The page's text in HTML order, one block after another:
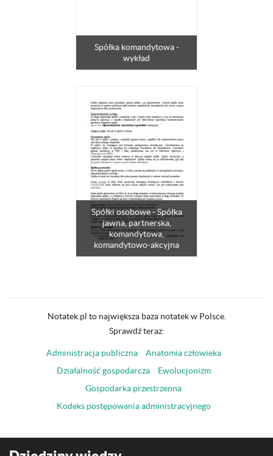
Spółka komandytowa -
wykład
Spółki osobowe - Spółka
jawna, partnerska,
komandytowa,
komandytowo-akcyjna
Notatek.pl to największa baza notatek w Polsce.
Sprawdź teraz:
Administracja publiczna
Anatomia człowieka
Działalność gospodarcza
Ewolucjonizm
Gospodarka przestrzenna
Kodeks postępowania administracyjnego